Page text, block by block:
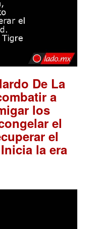
De La
a
los
el
el
la era